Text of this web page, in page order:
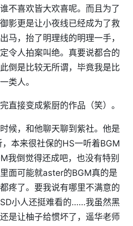
不喜欢皆大欢喜呢。而且为了
影更是让小夜线已经成为了救
马，抬了明理线的明理一手，
令人拍案叫绝。真要说都合的
倒是比较无所谓，毕竟我是比
类人。
直接变成紫厨的作品（笑）。
候，和他聊天聊到紫社。他是
本来很社保的HS一听着BGM
我倒觉得还成吧，也没有特别
面可能就aster的BGM真的是
疼了。要我说有哪里不满意的
小人还挺难看的……我虽然黑
是让柚子给惯坏了，遥华老师